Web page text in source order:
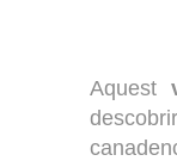
Aquest